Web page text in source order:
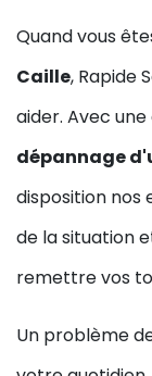
Quand vous
Caille, Rapide
aider. Avec
dépannage
disposition
de la situation
remettre vos
Un problème